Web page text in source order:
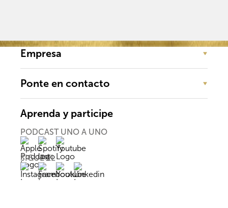
Empresa
Ponte en contacto
Aprenda y participe
PODCAST UNO A UNO
SIGUE EL